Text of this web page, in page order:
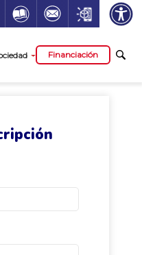
Icon Icon Icon
Financiación